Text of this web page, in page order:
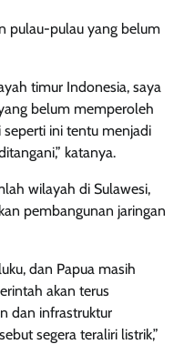
pulau-pulau yang belum
timur Indonesia, saya
belum memperoleh
seperti ini tentu menjadi
katanya.
wilayah di Sulawesi,
pembangunan jaringan
dan Papua masih
akan terus
dan infrastruktur
segera teraliri listrik,”